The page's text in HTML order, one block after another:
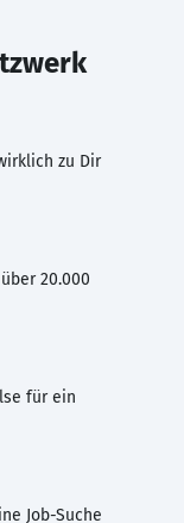
zu Dir
20.000
für ein
Job-Suche